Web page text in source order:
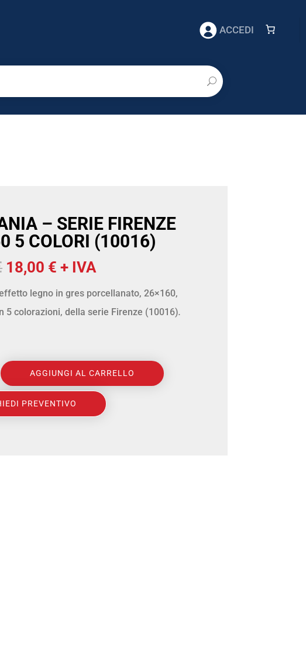
ACCEDI
– SERIE FIRENZE
5 COLORI (10016)
Il
prezzo
originale
18,00 € Il
prezzo
attuale
+ IVA
legno in gres porcellanato, 26×160,
5 colorazioni, della serie Firenze (10016).
AGGIUNGI AL CARRELLO
PREVENTIVO